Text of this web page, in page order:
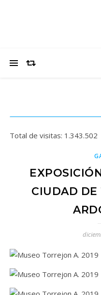
Total de visitas: 1.343.502
CIUDAD DE